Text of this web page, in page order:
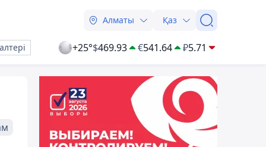
Алматы Қаз
+25°$469.93 €541.64 ₽5.71